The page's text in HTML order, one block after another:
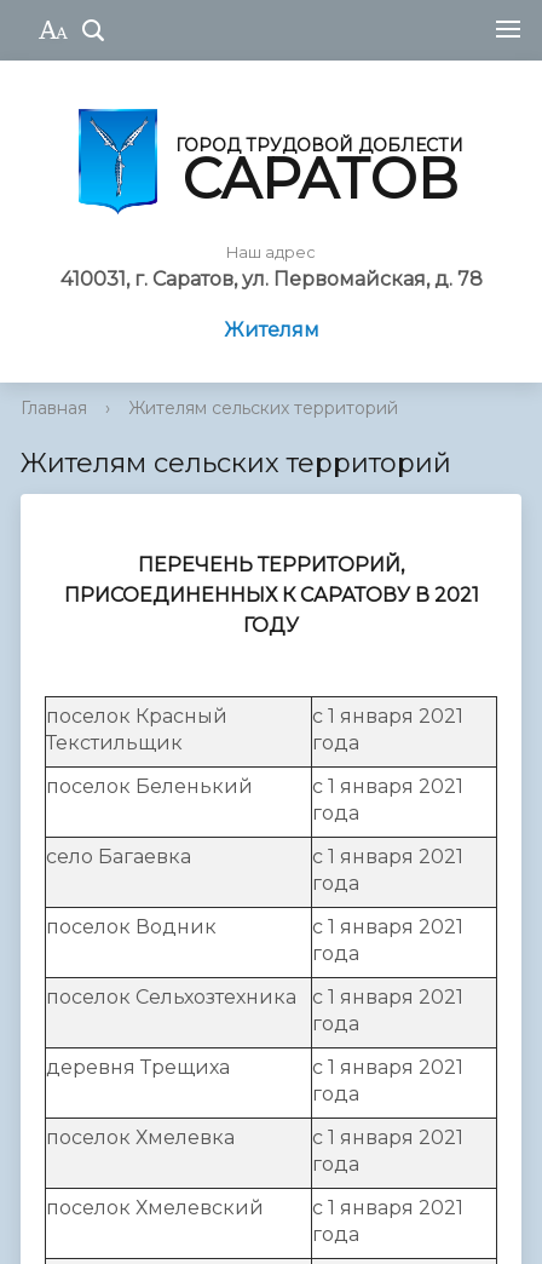
ГОРОД ТРУДОВОЙ ДОБЛЕСТИ
САРАТОВ
Наш адрес
410031, г. Саратов, ул. Первомайская, д. 78
Жителям
Главная › Жителям сельских территорий
Жителям сельских территорий
ПЕРЕЧЕНЬТЕРРИТОРИЙ,
ПРИСОЕДИНЕННЫХ К САРАТОВУ В 2021
ГОДУ
поселок Красный
Текстильщик
с 1 января 2021
года
поселок Беленький
с 1 января 2021
года
село Багаевка
с 1 января 2021
года
поселок Водник
с 1 января 2021
года
поселок Сельхозтехника
с 1 января 2021
года
деревня Трещиха
с 1 января 2021
года
поселок Хмелевка
с 1 января 2021
года
поселок Хмелевский
с 1 января 2021
года